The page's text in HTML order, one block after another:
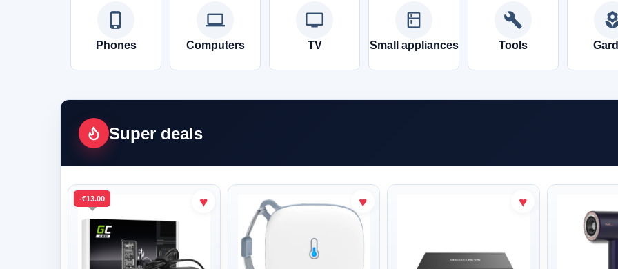
phone_iphone
Phones
computer
Computers
tv
TV
kitchen
Small appliances
build
Tools
Super deals
-€13.00